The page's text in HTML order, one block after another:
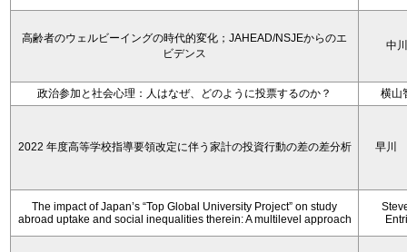
高齢者のウェルビーイングの時代的変化；JAHEAD/NSJEからのエ
ビデンス
中
政治参加と社会心理：人はなぜ、どのように投票するのか？ 横山
2022 年度高等学校指導要領改定に伴う家計の投資行動の差の差分析 早川
The impact of Japan’s “Top Global University Project” on study
abroad uptake and social inequalities therein: A multilevel approach